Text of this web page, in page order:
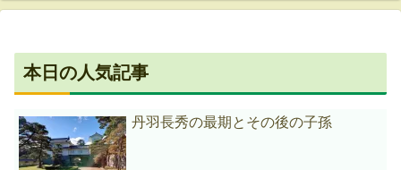
本日の人気記事
丹羽長秀の最期とその後の子孫